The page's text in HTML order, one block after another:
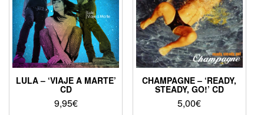
LULA – ‘VIAJE A MARTE’
CD
9,95€
CHAMPAGNE – ‘READY,
STEADY, GO!’ CD
5,00€